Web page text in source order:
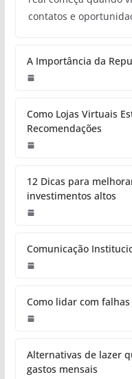
contatos e
A Importância da
Como Lojas Virtuais
Recomendações
12 Dicas para
investimentos altos
Comunicação
Como lidar com
Alternativas de lazer
gastos mensais